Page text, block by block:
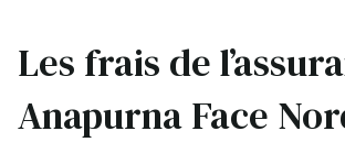
Les frais de
Anapurna Face